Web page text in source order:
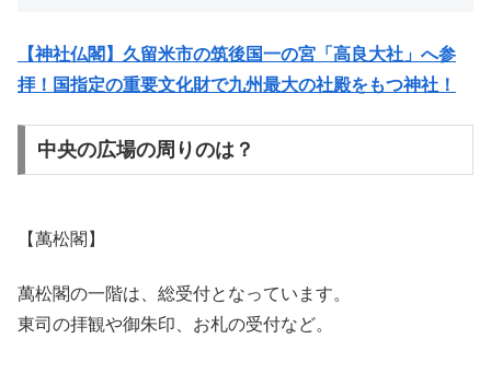
【神社仏閣】久留米市の筑後国一の宮「高良大社」へ参
拝！国指定の重要文化財で九州最大の社殿をもつ神社！
中央の広場の周りのは？
【萬松閣】
萬松閣の一階は、総受付となっています。
東司の拝観や御朱印、お札の受付など。